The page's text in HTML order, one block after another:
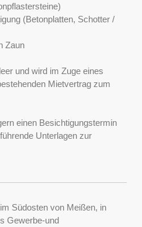
(Betonplatten, Schotter /
Zaun
und wird im Zuge eines
Mietvertrag zum
einen Besichtigungstermin
Unterlagen zur
Südosten von Meißen, in
Gewerbe-und